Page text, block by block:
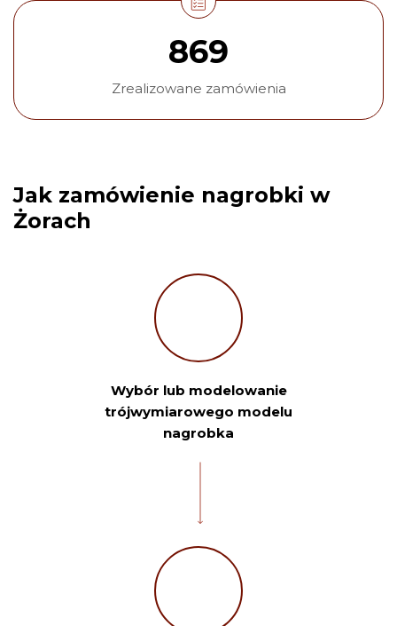
869
Zrealizowane zamówienia
Jak zamówienie nagrobki w
Żorach
Wybór lub modelowanie
trójwymiarowego modelu
nagrobka